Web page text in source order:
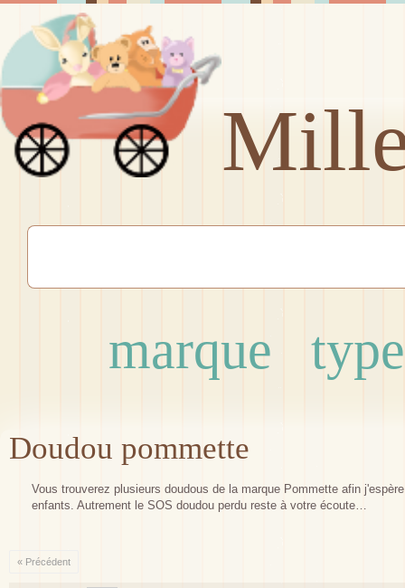
marque type
Doudou pommette
Vous trouverez plusieurs doudous de la marque Pommette afin
enfants. Autrement le SOS doudou perdu reste à votre écoute…
« Précédent